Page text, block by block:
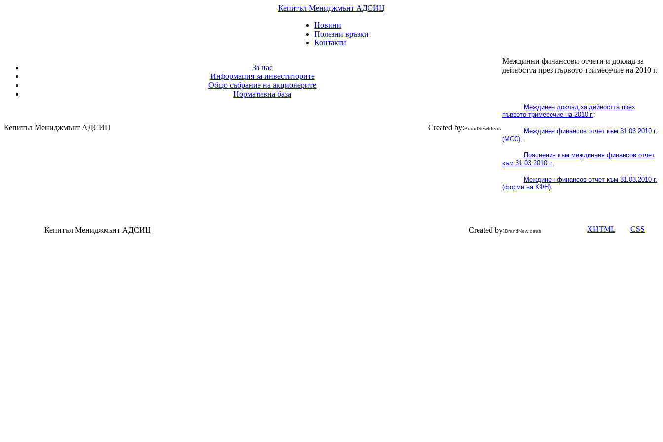
Кепитъл Мениджмънт АДСИЦ
Новини
Полезни връзки
Контакти
За нас
Информация за инвеститорите
Общо събрание на акционерите
Нормативна база
Кепитъл Мениджмънт АДСИЦ Created by:BrandNewIdeas
Междинни финансови отчети и доклад за
дейността през първото тримесечие на 2010 г.
Междинен доклад за дейността през
първото тримесечие на 2010 г.;
Междинен финансов отчет към 31.03.2010 г.
(МСС);
Пояснения към междинния финансов отчет
към 31.03.2010 г.;
Междинен финансов отчет към 31.03.2010 г.
(форми на КФН).
XHTML CSS
Кепитъл Мениджмънт АДСИЦ Created by:BrandNewIdeas